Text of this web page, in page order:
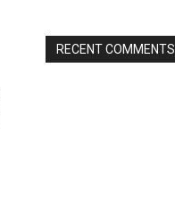
RECENT COMMENTS